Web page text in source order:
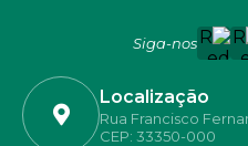
Siga-nos
Localização
Rua Francisco
CEP: 33350-000